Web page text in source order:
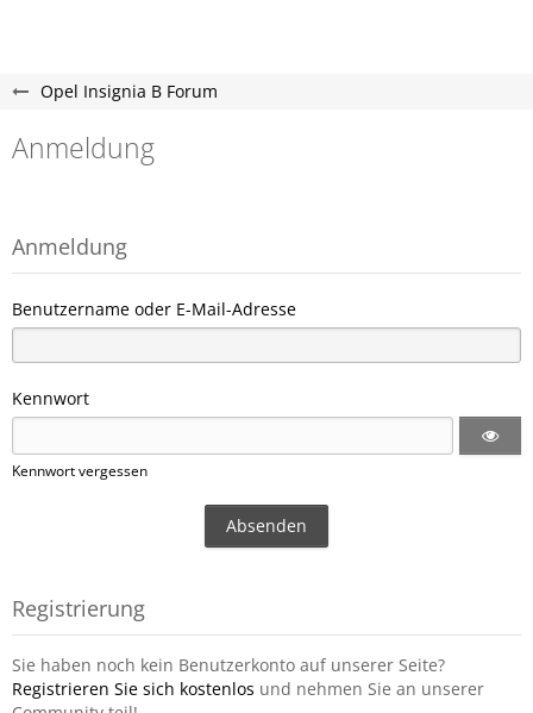
Opel Insignia B Forum
Anmeldung
Anmeldung
Benutzername oder E-Mail-Adresse
Kennwort
Kennwort vergessen
Registrierung
Sie haben noch kein Benutzerkonto auf unserer Seite?
Registrieren Sie sich kostenlos und nehmen Sie an unserer